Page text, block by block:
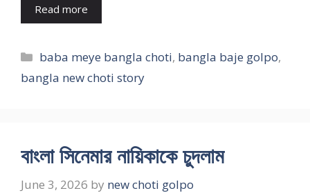
Read more
Categories
baba meye bangla choti, bangla baje golpo,
bangla new choti story
বাংলা সিনেমার নায়িকাকে চুদলাম
June 3, 2026 by new choti golpo